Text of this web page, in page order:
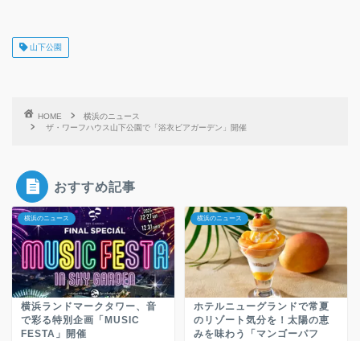
山下公園
HOME
横浜のニュース
ザ・ワーフハウス山下公園で「浴衣ビアガーデン」開催
おすすめ記事
横浜のニュース
横浜ランドマークタワー、音
で彩る特別企画「MUSIC
FESTA」開催
横浜のニュース
ホテルニューグランドで常夏
のリゾート気分を！太陽の恵
みを味わう「マンゴーパフ